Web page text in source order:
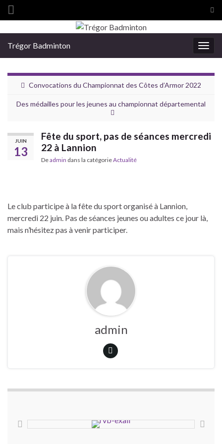
Search for:
Trégor Badminton
Convocations du Championnat des Côtes d’Armor 2022
Des médailles pour les jeunes au championnat départemental
JUIN
13
Fête du sport, pas de séances mercredi
22 à Lannion
Deadmin dans la catégorieActualité
Le club participe à la fête du sport organisé à Lannion,
mercredi 22 juin. Pas de séances jeunes ou adultes ce jour là,
mais n’hésitez pas à venir participer.
admin